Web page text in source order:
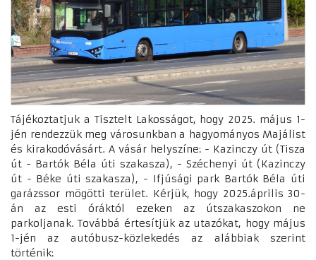
Tájékoztatjuk a Tisztelt Lakosságot, hogy 2025. május 1-
jén rendezzük meg városunkban a hagyományos Majálist
és kirakodóvásárt. A vásár helyszíne: - Kazinczy út (Tisza
út - Bartók Béla úti szakasza), - Széchenyi út (Kazinczy
út - Béke úti szakasza), - Ifjúsági park Bartók Béla úti
garázssor mögötti terület. Kérjük, hogy 2025.április 30-
án az esti óráktól ezeken az útszakaszokon ne
parkoljanak. Továbbá értesítjük az utazókat, hogy május
1-jén az autóbusz-közlekedés az alábbiak szerint
történik: